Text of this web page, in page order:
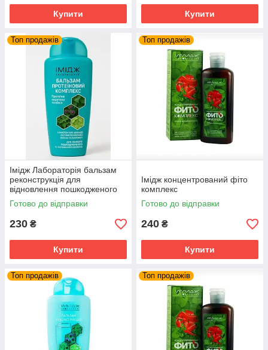
Купити Купити
Топ продажів
Імідж Лабораторія бальзам
реконструкція для
відновлення пошкодженого
ламкого і фарбованого
волосся
Готово до відправки
230 ₴
Купити
Топ продажів
Імідж концентрований фіто
комплекс
Готово до відправки
240 ₴
Купити
Топ продажів Топ продажів